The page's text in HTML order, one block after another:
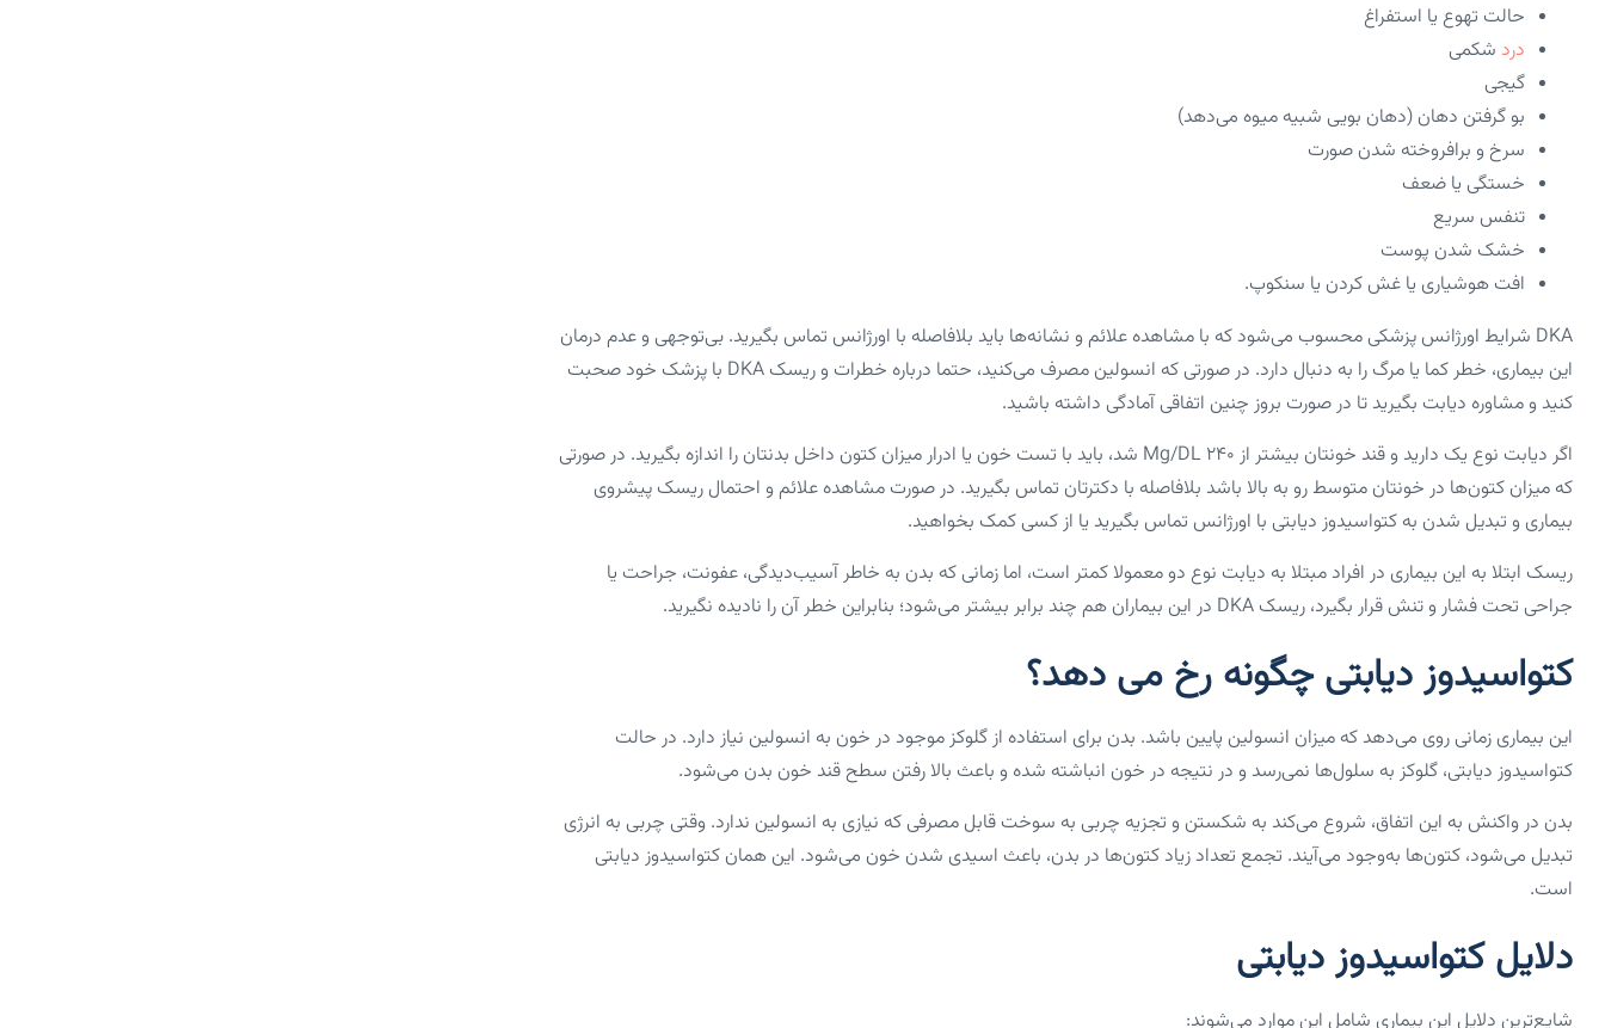
حالت تهوع یا استفراغ
درد شکمی
گیجی
بو گرفتن دهان (دهان بویی شبیه میوه می‌دهد)
سرخ و برافروخته شدن صورت
خستگی یا ضعف
تنفس سریع
خشک شدن پوست
افت هوشیاری یا غش کردن یا سنکوپ.
DKA شرایط اورژانس پزشکی محسوب می‌شود که با مشاهده علائم و نشانه‌ها باید بلافاصله با اورژانس تماس بگیرید. بی‌توجهی و عدم درمان
این بیماری، خطر کما یا مرگ را به‌ دنبال دارد. در صورتی که انسولین مصرف می‌کنید، حتما درباره خطرات و ریسک DKA با پزشک‌ خود صحبت
کنید و مشاوره دیابت بگیرید تا در صورت بروز چنین اتفاقی آمادگی داشته باشید.
اگر دیابت نوع یک دارید و قند خونتان بیشتر از Mg/dL ۲۴۰ شد، باید با تست خون یا ادرار میزان کتون داخل بدنتان را اندازه بگیرید. در صورتی
که میزان کتون‌ها در خونتان متوسط رو به بالا باشد بلافاصله با دکترتان تماس بگیرید. در صورت مشاهده علائم و احتمال ریسک پیشروی
بیماری و تبدیل شدن به کتواسیدوز دیابتی با اورژانس تماس بگیرید یا از کسی کمک بخواهید.
ریسک ابتلا به این بیماری در افراد مبتلا به دیابت نوع دو معمولا کمتر است، اما زمانی که بدن به ‌خاطر آسیب‌دیدگی، عفونت، جراحت یا
جراحی تحت فشار و تنش قرار بگیرد، ریسک DKA در این بیماران هم چند برابر بیشتر می‌شود؛ بنابراین خطر آن را نادیده نگیرید.
کتواسیدوز دیابتی چگونه رخ می دهد؟
این بیماری زمانی روی می‌دهد که میزان انسولین پایین باشد. بدن برای استفاده از گلوکز موجود در خون به انسولین نیاز دارد. در حالت
کتواسیدوز دیابتی، گلوکز به سلول‌ها نمی‌رسد و در نتیجه در خون انباشته شده و باعث بالا رفتن سطح قند خون بدن می‌شود.
بدن در واکنش به این اتفاق، شروع می‌کند به شکستن و تجزیه چربی به سوخت قابل مصرفی که نیازی به انسولین ندارد. وقتی چربی به انرژی
تبدیل می‌شود، کتون‌ها به‌وجود می‌آیند. تجمع تعداد زیاد کتون‌ها در بدن، باعث اسیدی شدن خون می‌شود. این همان کتواسیدوز دیابتی
است.
دلایل کتواسیدوز دیابتی
شایع‌ترین دلایل این بیماری شامل این موارد می‌شوند: